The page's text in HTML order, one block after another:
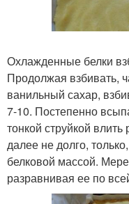
Охлажденные белки
Продолжая взбивать,
ванильный сахар,
7-10. Постепенно
тонкой струйкой
далее не долго,
белковой массой.
разравнивая ее по